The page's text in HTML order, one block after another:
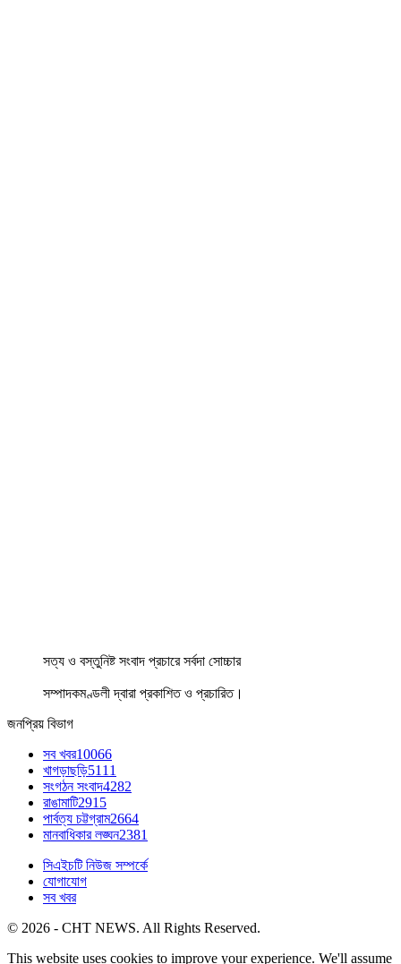
সত্য ও বস্তুনিষ্ট সংবাদ প্রচারে সর্বদা সোচ্চার
সম্পাদকমণ্ডলী দ্বারা প্রকাশিত ও প্রচারিত।
জনপ্রিয় বিভাগ
সব খবর10066
খাগড়াছড়ি5111
সংগঠন সংবাদ4282
রাঙামাটি2915
পার্বত্য চট্টগ্রাম2664
মানবাধিকার লঙ্ঘন2381
সিএইচটি নিউজ সম্পর্কে
যোগাযোগ
সব খবর
© 2026 - CHT NEWS. All Rights Reserved.
This website uses cookies to improve your experience. We'll assume